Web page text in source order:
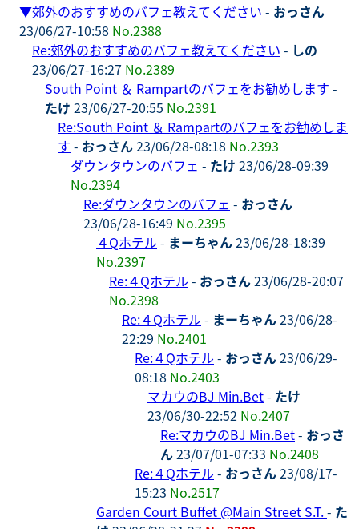
▼郊外のおすすめのバフェ教えてください - おっさん
23/06/27-10:58 No.2388
Re:郊外のおすすめのバフェ教えてください - しの
23/06/27-16:27 No.2389
South Point ＆ Rampartのバフェをお勧めします -
たけ 23/06/27-20:55 No.2391
Re:South Point ＆ Rampartのバフェをお勧めしま
す - おっさん23/06/28-08:18 No.2393
ダウンタウンのバフェ - たけ 23/06/28-09:39
No.2394
Re:ダウンタウンのバフェ - おっさん
23/06/28-16:49 No.2395
４Qホテル - まーちゃん23/06/28-18:39
No.2397
Re:４Qホテル - おっさん23/06/28-20:07
No.2398
Re:４Qホテル - まーちゃん23/06/28-
22:29 No.2401
Re:４Qホテル - おっさん23/06/29-
08:18 No.2403
マカウのBJ Min.Bet- たけ
23/06/30-22:52 No.2407
Re:マカウのBJ Min.Bet- おっさ
ん23/07/01-07:33 No.2408
Re:４Qホテル - おっさん23/08/17-
15:23 No.2517
Garden Court Buffet @Main Street S.T.- た